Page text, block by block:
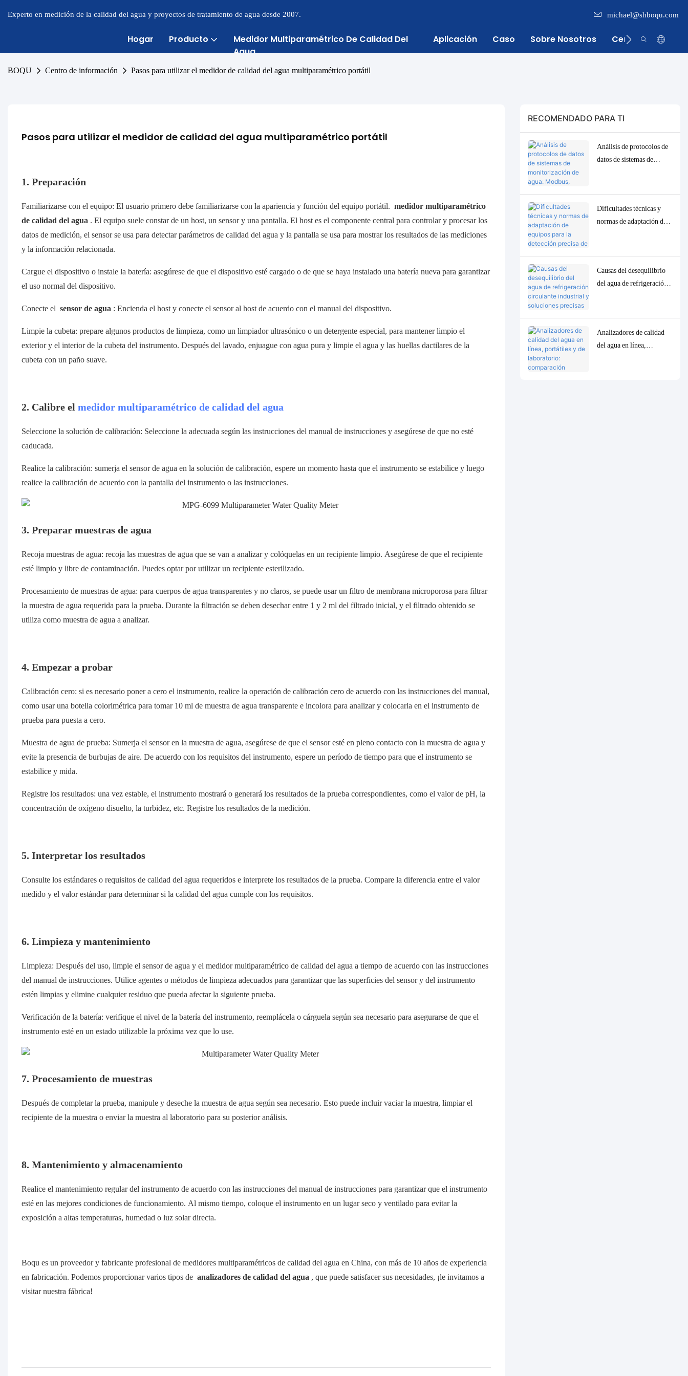
Experto en medición de la calidad del agua y proyectos de tratamiento de agua desde 2007. michael@shboqu.com
Hogar Producto
Medidor Multiparamétrico De Calidad Del
Agua
Aplicación Caso Sobre Nosotros Centro De
BOQU Centro de información Pasos para utilizar el medidor de calidad del agua multiparamétrico portátil
Pasos para utilizar el medidor de calidad del agua multiparamétrico portátil
1. Preparación
Familiarizarse con el equipo: El usuario primero debe familiarizarse con la apariencia y función del equipo portátil. medidor multiparamétrico
de calidad del agua . El equipo suele constar de un host, un sensor y una pantalla. El host es el componente central para controlar y procesar los
datos de medición, el sensor se usa para detectar parámetros de calidad del agua y la pantalla se usa para mostrar los resultados de las mediciones
y la información relacionada.
Cargue el dispositivo o instale la batería: asegúrese de que el dispositivo esté cargado o de que se haya instalado una batería nueva para garantizar
el uso normal del dispositivo.
Conecte el sensor de agua : Encienda el host y conecte el sensor al host de acuerdo con el manual del dispositivo.
Limpie la cubeta: prepare algunos productos de limpieza, como un limpiador ultrasónico o un detergente especial, para mantener limpio el
exterior y el interior de la cubeta del instrumento. Después del lavado, enjuague con agua pura y limpie el agua y las huellas dactilares de la
cubeta con un paño suave.
2. Calibre el medidor multiparamétrico de calidad del agua
Seleccione la solución de calibración: Seleccione la adecuada según las instrucciones del manual de instrucciones y asegúrese de que no esté
caducada.
Realice la calibración: sumerja el sensor de agua en la solución de calibración, espere un momento hasta que el instrumento se estabilice y luego
realice la calibración de acuerdo con la pantalla del instrumento o las instrucciones.
3. Preparar muestras de agua
Recoja muestras de agua: recoja las muestras de agua que se van a analizar y colóquelas en un recipiente limpio. Asegúrese de que el recipiente
esté limpio y libre de contaminación. Puedes optar por utilizar un recipiente esterilizado.
Procesamiento de muestras de agua: para cuerpos de agua transparentes y no claros, se puede usar un filtro de membrana microporosa para filtrar
la muestra de agua requerida para la prueba. Durante la filtración se deben desechar entre 1 y 2 ml del filtrado inicial, y el filtrado obtenido se
utiliza como muestra de agua a analizar.
4. Empezar a probar
Calibración cero: si es necesario poner a cero el instrumento, realice la operación de calibración cero de acuerdo con las instrucciones del manual,
como usar una botella colorimétrica para tomar 10 ml de muestra de agua transparente e incolora para analizar y colocarla en el instrumento de
prueba para puesta a cero.
Muestra de agua de prueba: Sumerja el sensor en la muestra de agua, asegúrese de que el sensor esté en pleno contacto con la muestra de agua y
evite la presencia de burbujas de aire. De acuerdo con los requisitos del instrumento, espere un período de tiempo para que el instrumento se
estabilice y mida.
Registre los resultados: una vez estable, el instrumento mostrará o generará los resultados de la prueba correspondientes, como el valor de pH, la
concentración de oxígeno disuelto, la turbidez, etc. Registre los resultados de la medición.
5. Interpretar los resultados
Consulte los estándares o requisitos de calidad del agua requeridos e interprete los resultados de la prueba. Compare la diferencia entre el valor
medido y el valor estándar para determinar si la calidad del agua cumple con los requisitos.
6. Limpieza y mantenimiento
Limpieza: Después del uso, limpie el sensor de agua y el medidor multiparamétrico de calidad del agua a tiempo de acuerdo con las instrucciones
del manual de instrucciones. Utilice agentes o métodos de limpieza adecuados para garantizar que las superficies del sensor y del instrumento
estén limpias y elimine cualquier residuo que pueda afectar la siguiente prueba.
Verificación de la batería: verifique el nivel de la batería del instrumento, reemplácela o cárguela según sea necesario para asegurarse de que el
instrumento esté en un estado utilizable la próxima vez que lo use.
7. Procesamiento de muestras
Después de completar la prueba, manipule y deseche la muestra de agua según sea necesario. Esto puede incluir vaciar la muestra, limpiar el
recipiente de la muestra o enviar la muestra al laboratorio para su posterior análisis.
8. Mantenimiento y almacenamiento
Realice el mantenimiento regular del instrumento de acuerdo con las instrucciones del manual de instrucciones para garantizar que el instrumento
esté en las mejores condiciones de funcionamiento. Al mismo tiempo, coloque el instrumento en un lugar seco y ventilado para evitar la
exposición a altas temperaturas, humedad o luz solar directa.
Boqu es un proveedor y fabricante profesional de medidores multiparamétricos de calidad del agua en China, con más de 10 años de experiencia
en fabricación. Podemos proporcionar varios tipos de analizadores de calidad del agua , que puede satisfacer sus necesidades, ¡le invitamos a
visitar nuestra fábrica!
RECOMENDADO PARA TI
Análisis de protocolos de
datos de sistemas de
Soluciones de adaptación
y depuración.
Dificultades técnicas y
normas de adaptación de
traza de baja
concentración en la
calidad del agua.
Causas del desequilibrio
del agua de refrigeración
control y monitorización.
Analizadores de calidad
del agua en línea,